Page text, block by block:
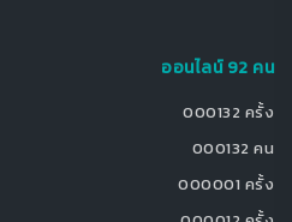
ออนไลน์ 92 คน
000132 ครั้ง
000132 คน
000001 ครั้ง